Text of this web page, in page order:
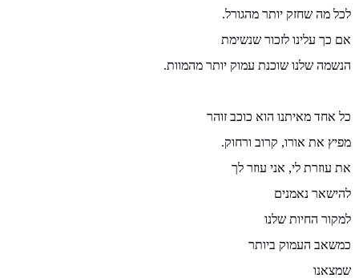
לכל מה שחזק יותר מהגורל.
אם כך עלינו לזכור שנשימת
הנשמה שלנו שוכנת עמוק יותר מהמוות.
כל אחד מאיתנו הוא כוכב זוהר
מפיץ את אורו, קרוב ורחוק.
את עוזרת לי, אני עוזר לך
להישאר נאמנים
למקור החיות שלנו
כמשאב העמוק ביותר
שמצאנו